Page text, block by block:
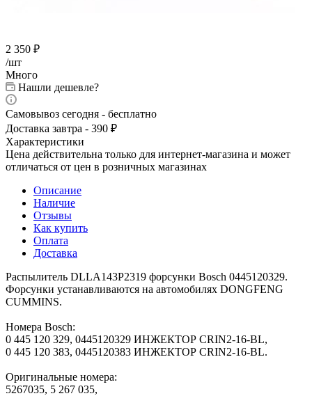
2 350 ₽
/шт
Много
Нашли дешевле?
Самовывоз сегодня - бесплатно
Доставка завтра - 390 ₽
Характеристики
Цена действительна только для интернет-магазина и может
отличаться от цен в розничных магазинах
Описание
Наличие
Отзывы
Как купить
Оплата
Доставка
Распылитель DLLA143P2319 форсунки Bosch 0445120329.
Форсунки устанавливаются на автомобилях DONGFENG
CUMMINS.
Номера Bosch:
0 445 120 329, 0445120329 ИНЖЕКТОР CRIN2-16-BL,
0 445 120 383, 0445120383 ИНЖЕКТОР CRIN2-16-BL.
Оригинальные номера:
5267035, 5 267 035,